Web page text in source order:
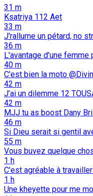
31 m
Ksatriya 112 Aet
33 m
J'rallume un pétard, no
36 m
L'avantage d'une femme
40 m
C'est bien la moto
42 m
J’ai un dilemme 12
42 m
MJJ tu as boost Dany
46 m
Si Dieu serait si gentil
55 m
Vous buvez quelque
1 h
C'est agréable à
1 h
Une kheyette pour me